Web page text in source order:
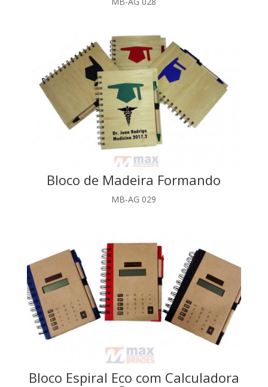
Bloco de Madeira Formando
MB-AG 029
Bloco Espiral Eco com Calculadora